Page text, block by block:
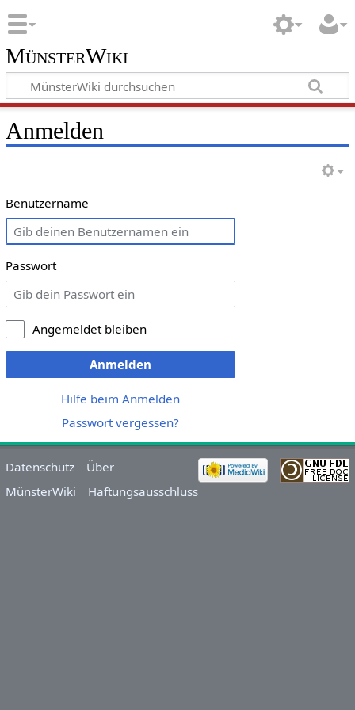
MünsterWiki
Anmelden
Benutzername
Passwort
Angemeldet bleiben
Anmelden
Hilfe beim Anmelden
Passwort vergessen?
Datenschutz
Über
MünsterWiki
Haftungsausschluss